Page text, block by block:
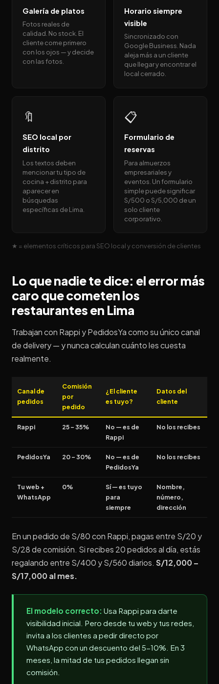
Galería de platos
Fotos reales de
calidad. No stock. El
cliente come primero
con los ojos — y decide
con las fotos.
Horario siempre
visible
Sincronizado con
Google Business. Nada
aleja más a un cliente
que llegar y encontrar el
local cerrado.
🔖
SEO local por
distrito
Los textos deben
mencionar tu tipo de
cocina + distrito para
aparecer en
búsquedas
específicas de Lima.
📋
Formulario de
reservas
Para almuerzos
empresariales y
eventos. Un formulario
simple puede significar
S/500 o S/5,000 de un
solo cliente
corporativo.
★ = elementos críticos para SEO local y conversión de clientes
Lo que nadie te dice: el error más
caro que cometen los
restaurantes en Lima
Trabajan con Rappi y PedidosYa como su único canal
de delivery — y nunca calculan cuánto les cuesta
realmente.
Canal de
pedidos
Comisión
por
pedido
¿El cliente
es tuyo?
Datos del
cliente
Rappi 25 – 35%
No — es de
Rappi
No los recibes
PedidosYa 20 – 30%
No — es de
PedidosYa
No los recibes
Tu web +
WhatsApp
0%
Sí — es tuyo
para
siempre
Nombre,
número,
dirección
En un pedido de S/80 con Rappi, pagas entre S/20 y
S/28 de comisión. Si recibes 20 pedidos al día, estás
regalando entre S/400 y S/560 diarios. S/12,000 –
S/17,000 al mes.
El modelo correcto: Usa Rappi para darte
visibilidad inicial. Pero desde tu web y tus redes,
invita a los clientes a pedir directo por
WhatsApp con un descuento del 5-10%. En 3
meses, la mitad de tus pedidos llegan sin
comisión.